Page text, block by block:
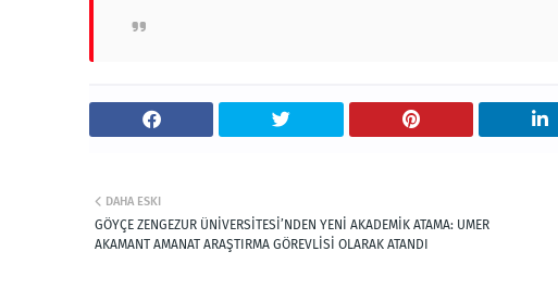
DAHA ESKI
GÖYÇE ZENGEZUR ÜNİVERSİTESİ’NDEN YENİ AKADEMİK ATAMA: UMER
AKAMANT AMANAT ARAŞTIRMA GÖREVLİSİ OLARAK ATANDI